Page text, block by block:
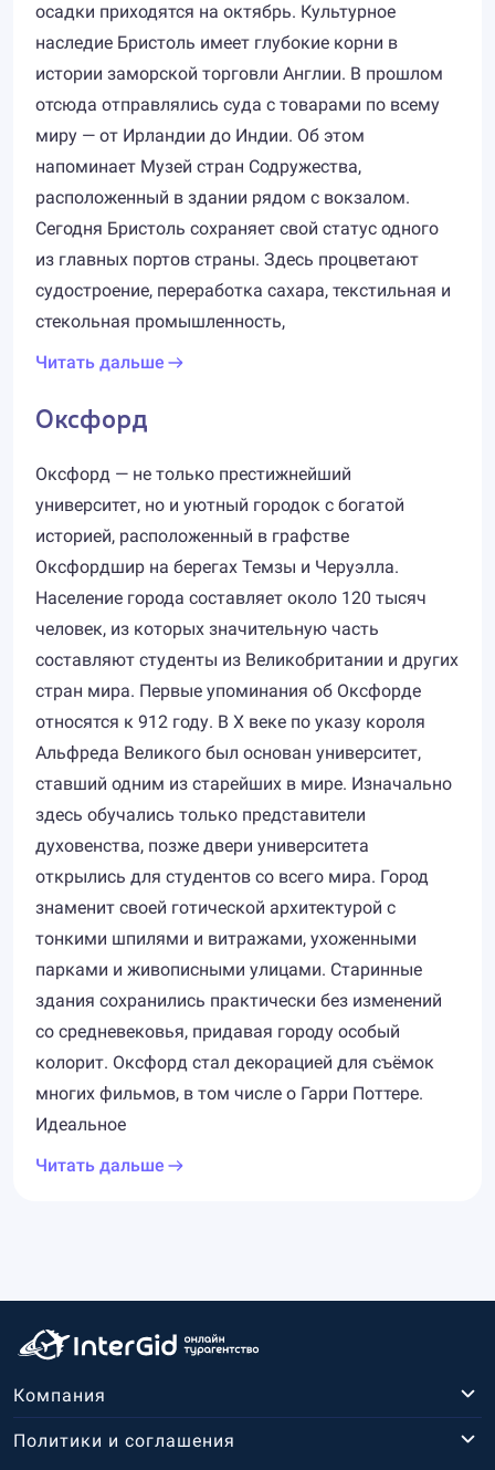
осадки приходятся на октябрь. Культурное
наследие Бристоль имеет глубокие корни в
истории заморской торговли Англии. В прошлом
отсюда отправлялись суда с товарами по всему
миру — от Ирландии до Индии. Об этом
напоминает Музей стран Содружества,
расположенный в здании рядом с вокзалом.
Сегодня Бристоль сохраняет свой статус одного
из главных портов страны. Здесь процветают
судостроение, переработка сахара, текстильная и
стекольная промышленность,
Читать дальше
Оксфорд
Оксфорд — не только престижнейший
университет, но и уютный городок с богатой
историей, расположенный в графстве
Оксфордшир на берегах Темзы и Черуэлла.
Население города составляет около 120 тысяч
человек, из которых значительную часть
составляют студенты из Великобритании и других
стран мира. Первые упоминания об Оксфорде
относятся к 912 году. В X веке по указу короля
Альфреда Великого был основан университет,
ставший одним из старейших в мире. Изначально
здесь обучались только представители
духовенства, позже двери университета
открылись для студентов со всего мира. Город
знаменит своей готической архитектурой с
тонкими шпилями и витражами, ухоженными
парками и живописными улицами. Старинные
здания сохранились практически без изменений
со средневековья, придавая городу особый
колорит. Оксфорд стал декорацией для съёмок
многих фильмов, в том числе о Гарри Поттере.
Идеальное
Читать дальше
Компания
Политики и соглашения